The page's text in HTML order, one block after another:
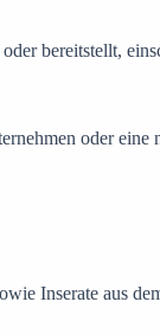
bereitstellt,
oder eine
Inserate aus